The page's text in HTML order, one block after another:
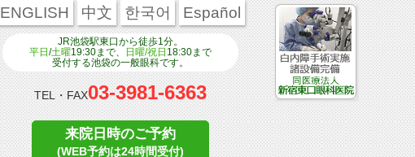
ENGLISH 中文 한국어 Español
JR池袋駅東口から徒歩1分。
平日 /土曜19:30まで、 日曜/祝日 18:30まで
受付する池袋の一般眼科です。
TEL・FAX03-3981-6363
来院日時のご予約
(WEB予約は24時間受付)